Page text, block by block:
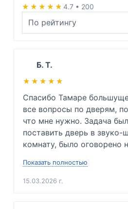
★★★★★
★★★★★ 4.7 • 200
Б. Т.
★★★★★
★★★★★
Спасибо Тамаре
все вопросы по дверям,
что мне нужно. Задача
поставить дверь в
комнату, было оговорено
невозможно избежать. Так
какую входную дверь
будущем, ибо мою дверь
сказала приблизительную
Показать полностью
15.03.2026 г.